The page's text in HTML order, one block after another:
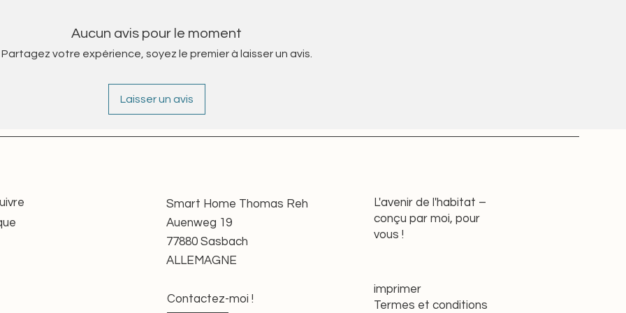
und Drehrichtung
ersetzt, sodass der Motor
an Funktion und
vertrauenswürdigen Quellen
Aucun avis pour le moment
Partagez votre expérience, soyez le premier à laisser un avis.
Laisser un avis
Smart Home Thomas Reh
Auenweg 19
77880 Sasbach
ALLEMAGNE
Contactez-moi !
L'avenir de l'habitat –
conçu par moi, pour
vous !
imprimer
Termes et conditions